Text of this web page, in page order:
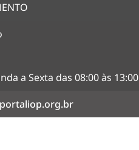
a Sexta das 08:00 às 13:00
portaliop.org.br